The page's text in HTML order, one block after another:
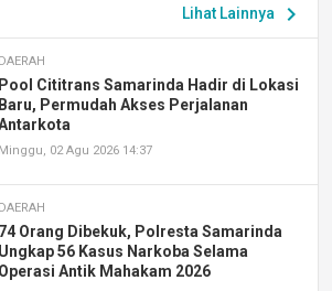
Lihat Lainnya chevron_right
DAERAH
Pool Cititrans Samarinda Hadir di Lokasi
Baru, Permudah Akses Perjalanan
Minggu, 02 Agu 2026 14:37
DAERAH
74 Orang Dibekuk, Polresta Samarinda
Ungkap 56 Kasus Narkoba Selama
Operasi Antik Mahakam 2026